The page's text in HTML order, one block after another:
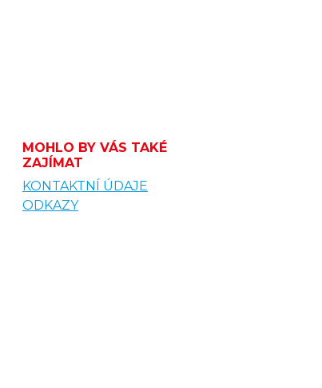
MOHLO BY VÁS TAKÉ
ZAJÍMAT
KONTAKTNÍ ÚDAJE
ODKAZY